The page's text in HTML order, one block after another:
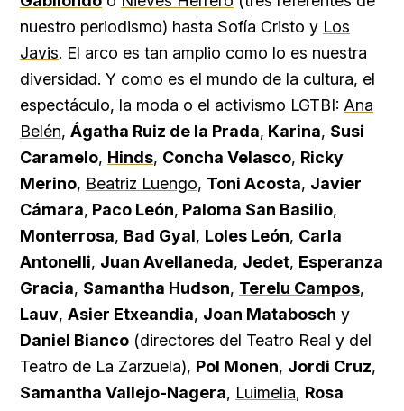
nuestro periodismo) hasta Sofía Cristo y Los
Javis. El arco es tan amplio como lo es nuestra
diversidad. Y como es el mundo de la cultura, el
espectáculo, la moda o el activismo LGTBI: Ana
Belén, Ágatha Ruiz de la Prada, Karina, Susi
Caramelo, Hinds, Concha Velasco, Ricky
Merino, Beatriz Luengo, Toni Acosta, Javier
Cámara, Paco León, Paloma San Basilio,
Monterrosa, Bad Gyal, Loles León, Carla
Antonelli, Juan Avellaneda, Jedet, Esperanza
Gracia, Samantha Hudson, Terelu Campos,
Lauv, Asier Etxeandia, Joan Matabosch y
Daniel Bianco (directores del Teatro Real y del
Teatro de La Zarzuela), Pol Monen, Jordi Cruz,
Samantha Vallejo-Nagera, Luimelia, Rosa